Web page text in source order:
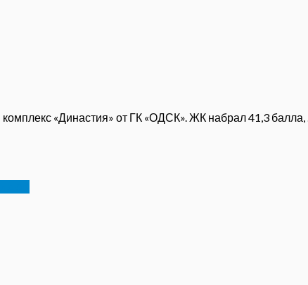
«Династия» от ГК «ОДСК». ЖК набрал 41,3 балла, ...